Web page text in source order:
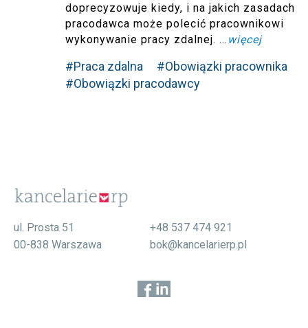
doprecyzowuje kiedy, i na jakich zasadach
pracodawca może polecić pracownikowi
wykonywanie pracy zdalnej. ... więcej
#Praca zdalna
#Obowiązki pracownika
#Obowiązki pracodawcy
ul. Prosta 51
00-838 Warszawa
+48 537 474 921
bok@kancelarierp.pl